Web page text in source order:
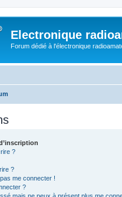
Electronique
Forum dédié à l'électronique
?
?
me connecter !
?
mais ne peux à présent plus me